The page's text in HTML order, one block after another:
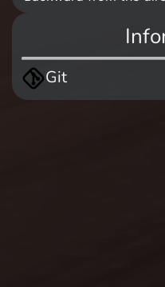
Git